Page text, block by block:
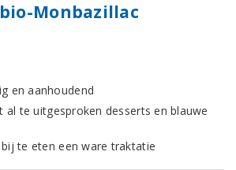
Monbazillac
en aanhoudend
al te uitgesproken desserts en blauwe
te eten een ware traktatie